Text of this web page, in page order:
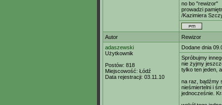
no bo "rewizor"
prowadzi
/Kazimiera
Autor
Rewizor
adaszewski
Użytkownik
Postów: 818
Miejscowość: Łódź
Data rejestracji: 03.11.10
Dodane dnia
Spróbujmy
nie żyjmy
tylko ten jeden,
na raz, bądźmy
nieśmiertelni i
jednocześnie.